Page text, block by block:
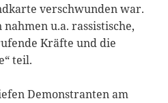
verschwunden war.
u.a. rassistische,
Kräfte und die
teil.
Demonstranten am